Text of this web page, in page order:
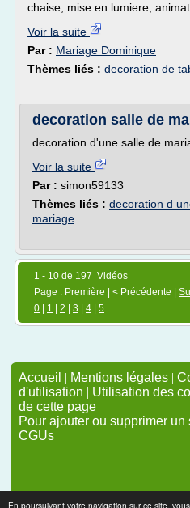
En poursuivant votre navigation sur ce site,
chaise, mise en lumiere,
Voir la suite
Par : Mariage Dominique
Thèmes liés : decoration de
decoration salle de
decoration d'une salle de
Voir la suite
Par : simon59133
Thèmes liés : decoration d
mariage
1 - 10 de 197 Vidéos
Page : Première | < Précédente |
0
1 2 3 4 5 ...
Accueil | Mentions légales |
d'utilisation | Utilisation des
de cette page
Pour ajouter ou supprimer
CGUs